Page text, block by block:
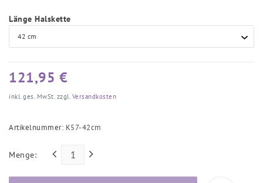
Länge Halskette
121,95 €
inkl. ges. MwSt. zzgl.Versandkosten
Artikelnummer: K57-42cm
Menge: